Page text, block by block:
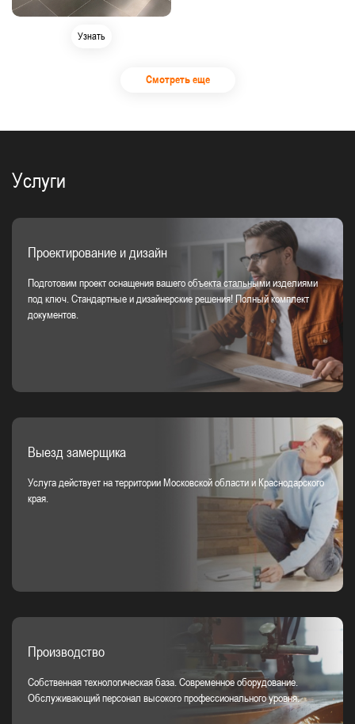
Узнать
Смотреть еще
Услуги
Проектирование и дизайн
Подготовим проект оснащения вашего объекта стальными изделиями
под ключ. Стандартные и дизайнерские решения! Полный комплект
документов.
Выезд замерщика
Услуга действует на территории Московской области и Краснодарского
края.
Производство
Собственная технологическая база. Современное оборудование.
Обслуживающий персонал высокого профессионального уровня.